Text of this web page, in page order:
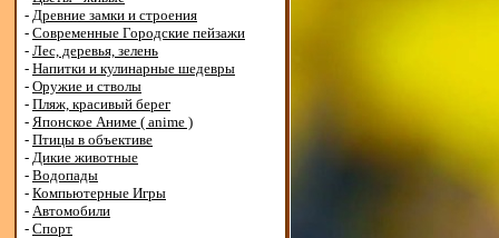
- Древние замки и строения
- Современные Городские пейзажи
- Лес, деревья, зелень
- Напитки и кулинарные шедевры
- Оружие и стволы
- Пляж, красивый берег
- Японское Аниме ( anime )
- Птицы в объективе
- Дикие животные
- Водопады
- Компьютерные Игры
- Автомобили
- Спорт